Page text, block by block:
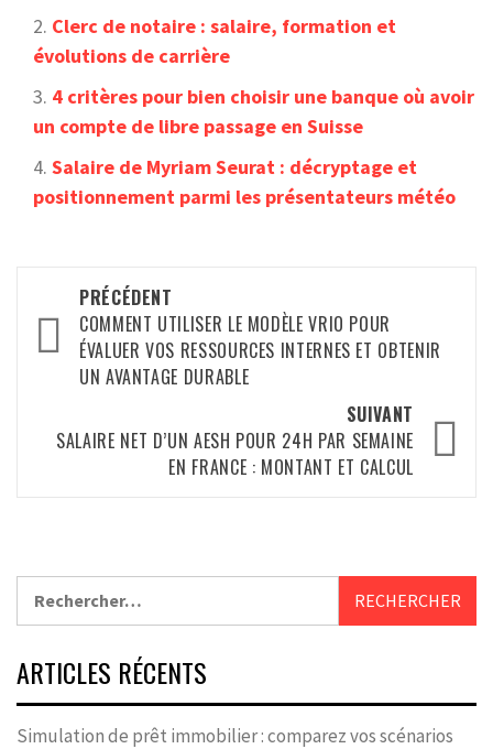
Clerc de notaire : salaire, formation et
évolutions de carrière
4 critères pour bien choisir une banque où avoir
un compte de libre passage en Suisse
Salaire de Myriam Seurat : décryptage et
positionnement parmi les présentateurs météo
Navigation
d’article
PRÉCÉDENT
COMMENT UTILISER LE MODÈLE VRIO POUR
ÉVALUER VOS RESSOURCES INTERNES ET OBTENIR
UN AVANTAGE DURABLE
SUIVANT
SALAIRE NET D’UN AESH POUR 24H PAR SEMAINE
EN FRANCE : MONTANT ET CALCUL
ARTICLES RÉCENTS
Simulation de prêt immobilier : comparez vos scénarios